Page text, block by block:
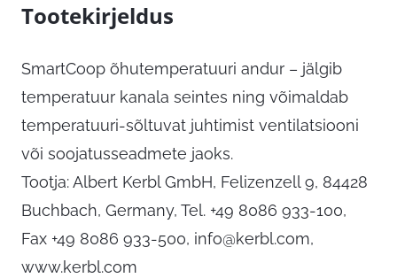
Tootekirjeldus
SmartCoop õhutemperatuuri andur – jälgib
temperatuur kanala seintes ning võimaldab
temperatuuri-sõltuvat juhtimist ventilatsiooni
või soojatusseadmete jaoks.
Tootja: Albert Kerbl GmbH, Felizenzell 9, 84428
Buchbach, Germany, Tel. +49 8086 933-100,
Fax +49 8086 933-500, info@kerbl.com,
www.kerbl.com